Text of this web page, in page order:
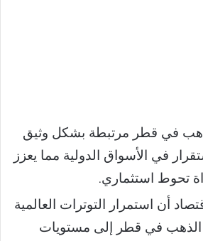
في قطر مرتبطة بشكل وثيق
في الأسواق الدولية مما يعزز
تحوط استثماري.
أن استمرار التوترات العالمية
الذهب في قطر إلى مستويات